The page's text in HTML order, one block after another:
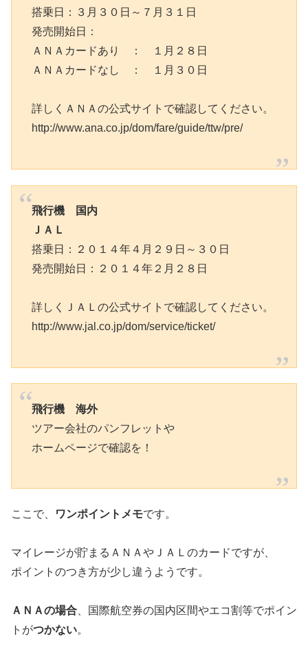
搭乗日：３月３０日～７月３１日
発売開始日：
ＡＮＡカードあり ： １月２８日
ＡＮＡカードなし ： １月３０日
詳しくＡＮＡの公式サイトで確認してください。
http://www.ana.co.jp/dom/fare/guide/ttw/pre/
飛行機 国内
ＪＡＬ
搭乗日：２０１４年４月２９日～３０日
発売開始日：２０１４年２月２８日
詳しくＪＡＬの公式サイトで確認してください。
http://www.jal.co.jp/dom/service/ticket/
飛行機 海外
ツアー会社のパンフレットや
ホームページで確認を！
ここで、 ワンポイントメモです。
マイレージが貯まるＡＮＡやＪＡＬのカードですが、
ポイントのつき方が少し違うようです。
ＡＮＡの場合 、国際航空券の国内区間やエコ割等でポイン
トがつかない。